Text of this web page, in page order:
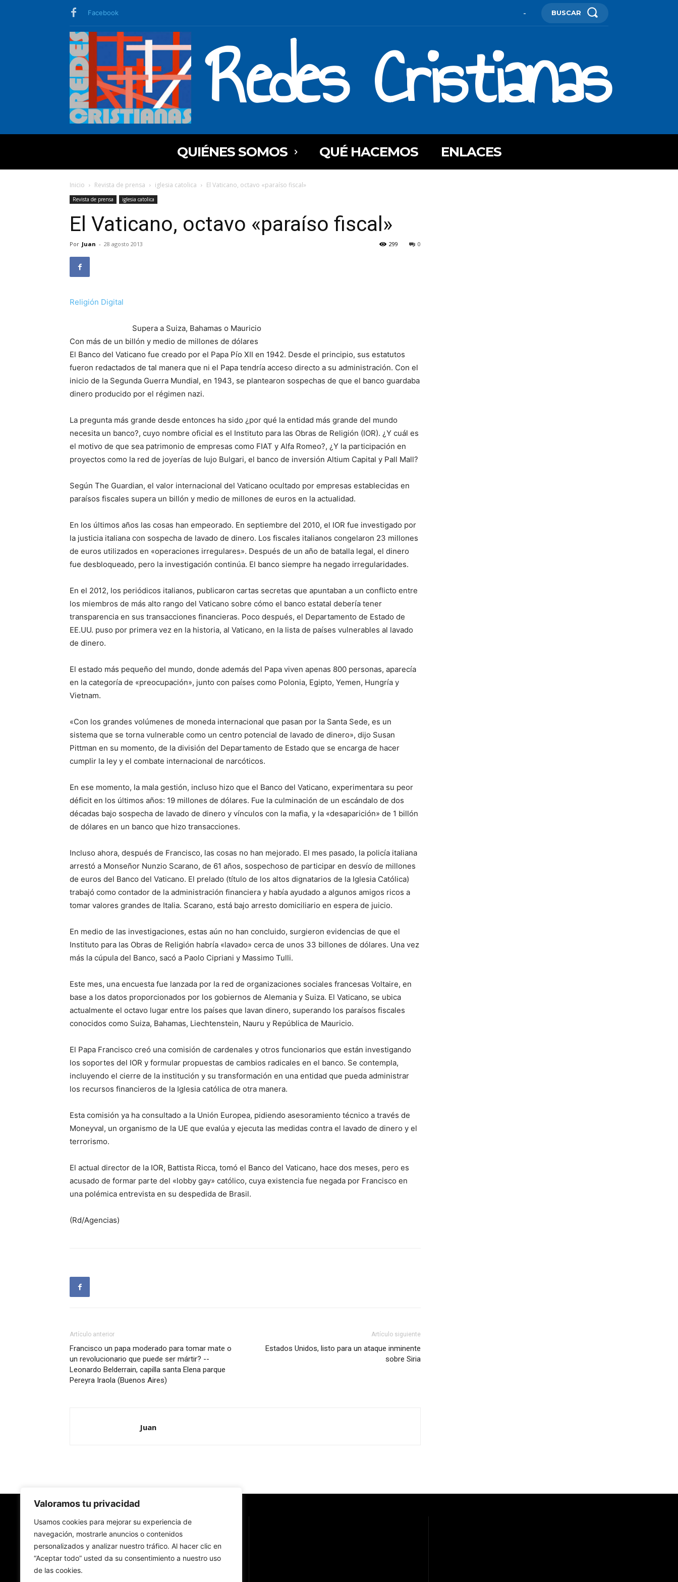
Valoramos tu privacidad
Usamos cookies para mejorar su experiencia de
navegación, mostrarle anuncios o contenidos
personalizados y analizar nuestro tráfico. Al hacer clic en
“Aceptar todo” usted da su consentimiento a nuestro uso
de las cookies.
Facebook - BUSCAR
Redes Cristianas
QUIÉNES SOMOS QUÉ HACEMOS ENLACES
Inicio Revista de prensa iglesia catolica El Vaticano, octavo «paraíso fiscal»
Revista de prensa iglesia catolica
El Vaticano, octavo «paraíso fiscal»
Por Juan - 28 agosto 2013 0
299
Religión Digital
Supera a Suiza, Bahamas o Mauricio
Con más de un billón y medio de millones de dólares
El Banco del Vaticano fue creado por el Papa Pío XII en 1942. Desde el principio, sus estatutos
fueron redactados de tal manera que ni el Papa tendría acceso directo a su administración. Con el
inicio de la Segunda Guerra Mundial, en 1943, se plantearon sospechas de que el banco guardaba
dinero producido por el régimen nazi.
La pregunta más grande desde entonces ha sido ¿por qué la entidad más grande del mundo
necesita un banco?, cuyo nombre oficial es el Instituto para las Obras de Religión (IOR). ¿Y cuál es
el motivo de que sea patrimonio de empresas como FIAT y Alfa Romeo?, ¿Y la participación en
proyectos como la red de joyerías de lujo Bulgari, el banco de inversión Altium Capital y Pall Mall?
Según The Guardian, el valor internacional del Vaticano ocultado por empresas establecidas en
paraísos fiscales supera un billón y medio de millones de euros en la actualidad.
En los últimos años las cosas han empeorado. En septiembre del 2010, el IOR fue investigado por
la justicia italiana con sospecha de lavado de dinero. Los fiscales italianos congelaron 23 millones
de euros utilizados en «operaciones irregulares». Después de un año de batalla legal, el dinero
fue desbloqueado, pero la investigación continúa. El banco siempre ha negado irregularidades.
En el 2012, los periódicos italianos, publicaron cartas secretas que apuntaban a un conflicto entre
los miembros de más alto rango del Vaticano sobre cómo el banco estatal debería tener
transparencia en sus transacciones financieras. Poco después, el Departamento de Estado de
EE.UU. puso por primera vez en la historia, al Vaticano, en la lista de países vulnerables al lavado
de dinero.
El estado más pequeño del mundo, donde además del Papa viven apenas 800 personas, aparecía
en la categoría de «preocupación», junto con países como Polonia, Egipto, Yemen, Hungría y
Vietnam.
«Con los grandes volúmenes de moneda internacional que pasan por la Santa Sede, es un
sistema que se torna vulnerable como un centro potencial de lavado de dinero», dijo Susan
Pittman en su momento, de la división del Departamento de Estado que se encarga de hacer
cumplir la ley y el combate internacional de narcóticos.
En ese momento, la mala gestión, incluso hizo que el Banco del Vaticano, experimentara su peor
déficit en los últimos años: 19 millones de dólares. Fue la culminación de un escándalo de dos
décadas bajo sospecha de lavado de dinero y vínculos con la mafia, y la «desaparición» de 1 billón
de dólares en un banco que hizo transacciones.
Incluso ahora, después de Francisco, las cosas no han mejorado. El mes pasado, la policía italiana
arrestó a Monseñor Nunzio Scarano, de 61 años, sospechoso de participar en desvío de millones
de euros del Banco del Vaticano. El prelado (título de los altos dignatarios de la Iglesia Católica)
trabajó como contador de la administración financiera y había ayudado a algunos amigos ricos a
tomar valores grandes de Italia. Scarano, está bajo arresto domiciliario en espera de juicio.
En medio de las investigaciones, estas aún no han concluido, surgieron evidencias de que el
Instituto para las Obras de Religión habría «lavado» cerca de unos 33 billones de dólares. Una vez
más la cúpula del Banco, sacó a Paolo Cipriani y Massimo Tulli.
Este mes, una encuesta fue lanzada por la red de organizaciones sociales francesas Voltaire, en
base a los datos proporcionados por los gobiernos de Alemania y Suiza. El Vaticano, se ubica
actualmente el octavo lugar entre los países que lavan dinero, superando los paraísos fiscales
conocidos como Suiza, Bahamas, Liechtenstein, Nauru y República de Mauricio.
El Papa Francisco creó una comisión de cardenales y otros funcionarios que están investigando
los soportes del IOR y formular propuestas de cambios radicales en el banco. Se contempla,
incluyendo el cierre de la institución y su transformación en una entidad que pueda administrar
los recursos financieros de la Iglesia católica de otra manera.
Esta comisión ya ha consultado a la Unión Europea, pidiendo asesoramiento técnico a través de
Moneyval, un organismo de la UE que evalúa y ejecuta las medidas contra el lavado de dinero y el
terrorismo.
El actual director de la IOR, Battista Ricca, tomó el Banco del Vaticano, hace dos meses, pero es
acusado de formar parte del «lobby gay» católico, cuya existencia fue negada por Francisco en
una polémica entrevista en su despedida de Brasil.
(Rd/Agencias)
Artículo anterior
Francisco un papa moderado para tomar mate o
un revolucionario que puede ser mártir? --
Leonardo Belderrain, capilla santa Elena parque
Pereyra Iraola (Buenos Aires)
Artículo siguiente
Estados Unidos, listo para un ataque inminente
sobre Siria
Juan
Redes Cristianas
Una mirada alternativa sobre la Iglesia católica y la
- Colectivos de Redes Cristianas